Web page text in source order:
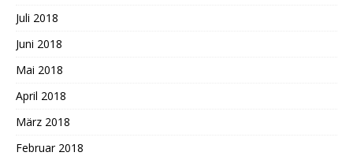
Juli 2018
Juni 2018
Mai 2018
April 2018
März 2018
Februar 2018